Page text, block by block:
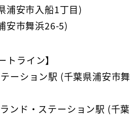
浦安市入船1丁目)
安市舞浜26-5)
トライン】
ーション駅 (千葉県浦安市舞
ンド・ステーション駅 (千葉